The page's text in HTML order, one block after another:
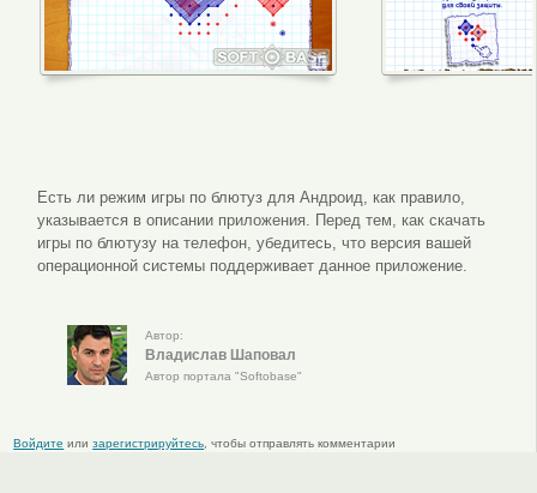
Есть ли режим игры по блютуз для Андроид, как правило,
указывается в описании приложения. Перед тем, как скачать
игры по блютузу на телефон, убедитесь, что версия вашей
операционной системы поддерживает данное приложение.
Автор:
Владислав Шаповал
Автор портала "Softobase"
Войдите илизарегистрируйтесь, чтобы отправлять комментарии